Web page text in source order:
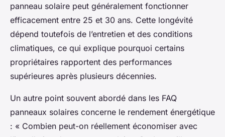
panneau solaire peut généralement fonctionner
efficacement entre 25 et 30 ans. Cette longévité
dépend toutefois de l’entretien et des conditions
climatiques, ce qui explique pourquoi certains
propriétaires rapportent des performances
supérieures après plusieurs décennies.
Un autre point souvent abordé dans les FAQ
panneaux solaires concerne le rendement énergétique
: « Combien peut-on réellement économiser avec